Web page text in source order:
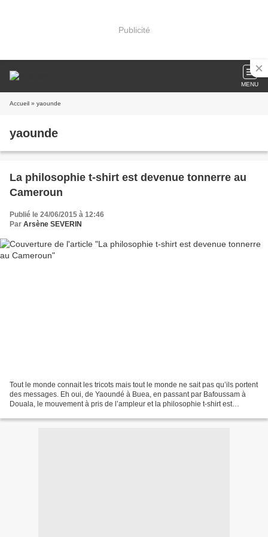
Publicité
MENU
Accueil » yaounde
yaounde
La philosophie t-shirt est devenue tonnerre au
Cameroun
Publié le 24/06/2015 à 12:46
Par Arsène SEVERIN
Tout le monde connait les tricots mais tout le monde ne sait pas qu’ils portent
des messages. Eh oui, de Yaoundé à Buea, en passant par Bafoussam à
Douala, le mouvement à pris de l’ampleur et la philosophie t-shirt est